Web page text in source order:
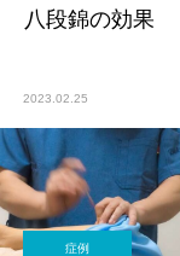
八段錦の効果
2023.02.25
症例